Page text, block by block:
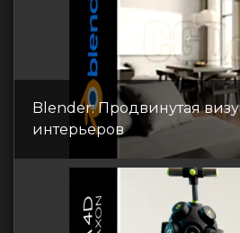
Blender: Продвинутая
интерьеров